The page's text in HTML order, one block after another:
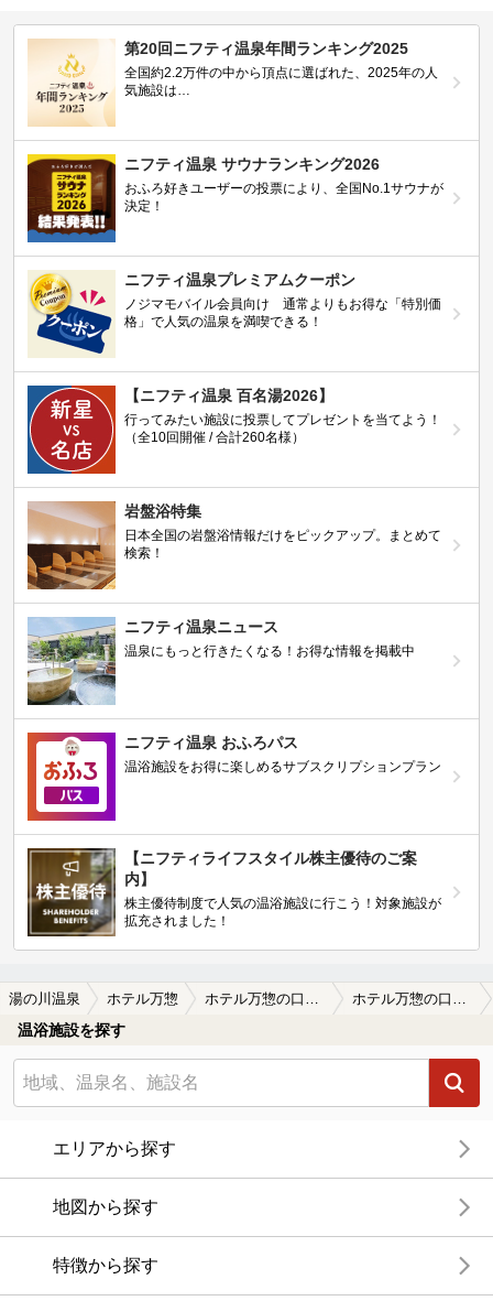
第20回ニフティ温泉年間ランキング2025
全国約2.2万件の中から頂点に選ばれた、2025年の人
気施設は…
ニフティ温泉 サウナランキング2026
おふろ好きユーザーの投票により、全国No.1サウナが
決定！
ニフティ温泉プレミアムクーポン
ノジマモバイル会員向け 通常よりもお得な「特別価
格」で人気の温泉を満喫できる！
【ニフティ温泉 百名湯2026】
行ってみたい施設に投票してプレゼントを当てよう！
（全10回開催 / 合計260名様）
岩盤浴特集
日本全国の岩盤浴情報だけをピックアップ。まとめて
検索！
ニフティ温泉ニュース
温泉にもっと行きたくなる！お得な情報を掲載中
ニフティ温泉 おふろパス
温浴施設をお得に楽しめるサブスクリプションプラン
【ニフティライフスタイル株主優待のご案
内】
株主優待制度で人気の温浴施設に行こう！対象施設が
拡充されました！
湯の川温泉 ホテル万惣
温浴施設を探す
エリアから探す
地図から探す
特徴から探す